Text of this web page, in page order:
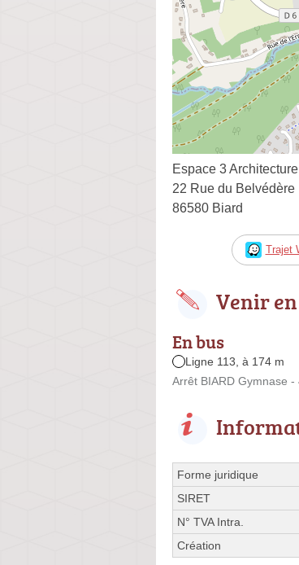
Espace 3 Architecture
22 Rue du Belvédère
86580 Biard
Trajet
Venir
En bus
Ligne 113, à 174 m
Arrêt BIARD Gymnase
Forme juridique
SIRET
N° TVA Intra.
Création